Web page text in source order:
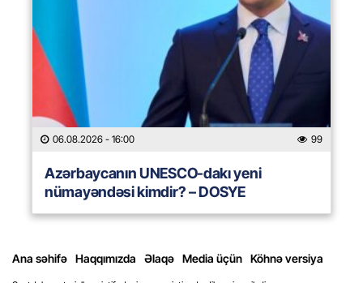
06.08.2026 - 16:00 99
Azərbaycanın UNESCO-dakı yeni
nümayəndəsi kimdir? – DOSYE
Ana səhifə Haqqımızda Əlaqə Media üçün Köhnə versiya